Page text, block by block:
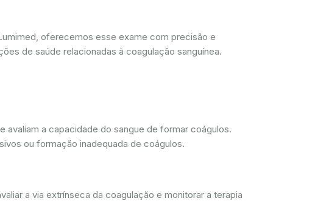
oferecemos esse exame com precisão e
de saúde relacionadas à coagulação sanguínea.
a capacidade do sangue de formar coágulos.
ou formação inadequada de coágulos.
a via extrínseca da coagulação e monitorar a terapia